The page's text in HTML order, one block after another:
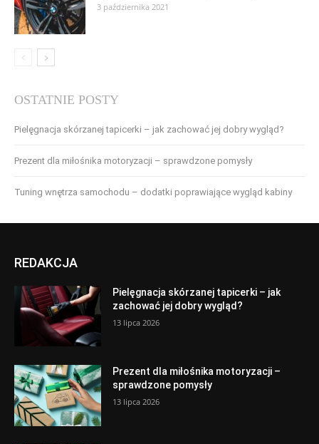
3 października 2021
OSTATNIE POSTY
Pielęgnacja skórzanej tapicerki – jak zachować jej dobry wygląd?
Prezent dla miłośnika motoryzacji – sprawdzone pomysły
Tuning wnętrza samochodu – dodatki poprawiające wygląd kabiny
REDAKCJA
Pielęgnacja skórzanej tapicerki – jak
zachować jej dobry wygląd?
13 lipca 2026
Prezent dla miłośnika motoryzacji –
sprawdzone pomysły
13 lipca 2026